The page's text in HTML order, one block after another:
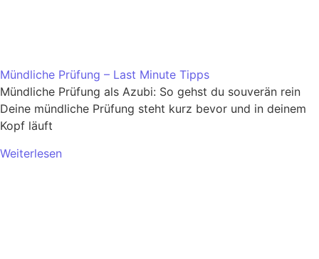
Mündliche Prüfung – Last Minute Tipps
Mündliche Prüfung als Azubi: So gehst du souverän rein
Deine mündliche Prüfung steht kurz bevor und in deinem
Kopf läuft
Weiterlesen